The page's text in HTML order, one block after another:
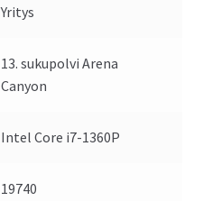
Yritys
13. sukupolvi Arena
Canyon
Intel Core i7-1360P
19740